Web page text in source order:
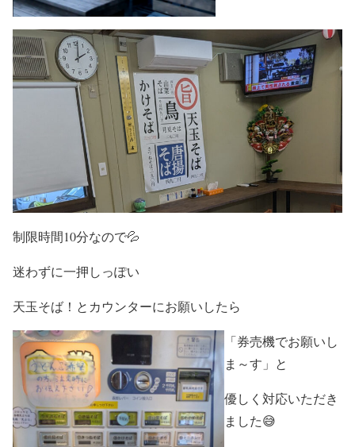
制限時間10分なので💦
迷わずに一押しっぽい
天玉そば！とカウンターにお願いしたら
「券売機でお願いし
ま～す」と
優しく対応いただき
ました😅